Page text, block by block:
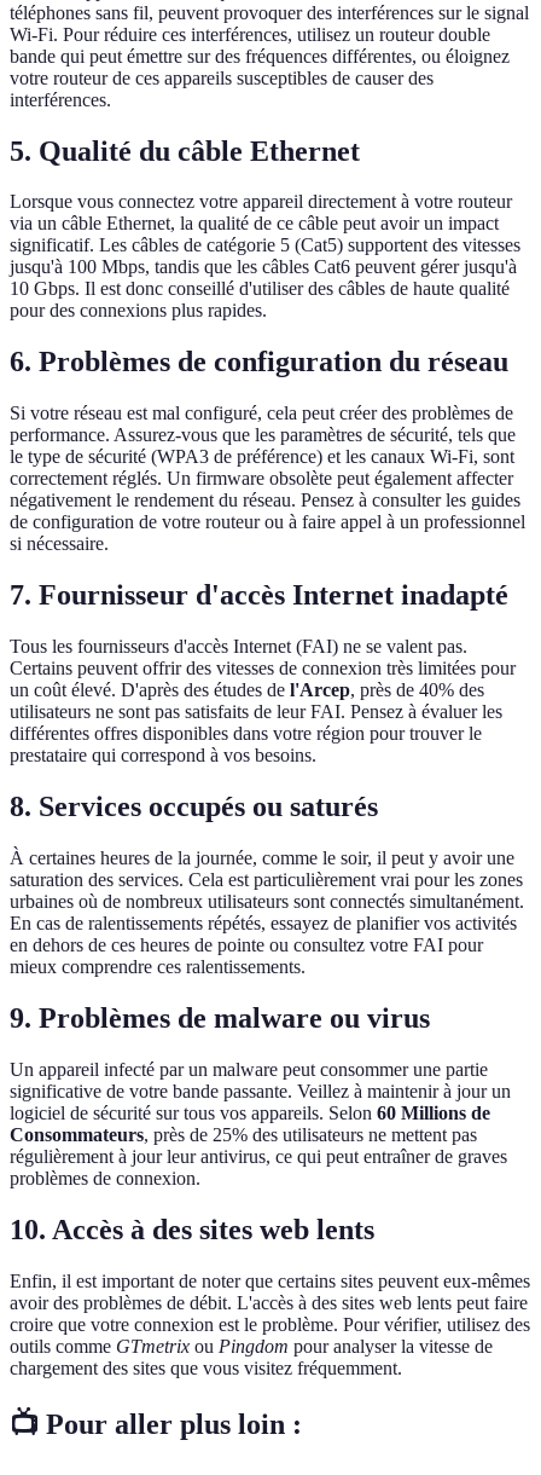
téléphones sans fil, peuvent provoquer des interférences sur le signal
Wi-Fi. Pour réduire ces interférences, utilisez un routeur double
bande qui peut émettre sur des fréquences différentes, ou éloignez
votre routeur de ces appareils susceptibles de causer des
interférences.
5. Qualité du câble Ethernet
Lorsque vous connectez votre appareil directement à votre routeur
via un câble Ethernet, la qualité de ce câble peut avoir un impact
significatif. Les câbles de catégorie 5 (Cat5) supportent des vitesses
jusqu'à 100 Mbps, tandis que les câbles Cat6 peuvent gérer jusqu'à
10 Gbps. Il est donc conseillé d'utiliser des câbles de haute qualité
pour des connexions plus rapides.
6. Problèmes de configuration du réseau
Si votre réseau est mal configuré, cela peut créer des problèmes de
performance. Assurez-vous que les paramètres de sécurité, tels que
le type de sécurité (WPA3 de préférence) et les canaux Wi-Fi, sont
correctement réglés. Un firmware obsolète peut également affecter
négativement le rendement du réseau. Pensez à consulter les guides
de configuration de votre routeur ou à faire appel à un professionnel
si nécessaire.
7. Fournisseur d'accès Internet inadapté
Tous les fournisseurs d'accès Internet (FAI) ne se valent pas.
Certains peuvent offrir des vitesses de connexion très limitées pour
un coût élevé. D'après des études de l'Arcep, près de 40% des
utilisateurs ne sont pas satisfaits de leur FAI. Pensez à évaluer les
différentes offres disponibles dans votre région pour trouver le
prestataire qui correspond à vos besoins.
8. Services occupés ou saturés
À certaines heures de la journée, comme le soir, il peut y avoir une
saturation des services. Cela est particulièrement vrai pour les zones
urbaines où de nombreux utilisateurs sont connectés simultanément.
En cas de ralentissements répétés, essayez de planifier vos activités
en dehors de ces heures de pointe ou consultez votre FAI pour
mieux comprendre ces ralentissements.
9. Problèmes de malware ou virus
Un appareil infecté par un malware peut consommer une partie
significative de votre bande passante. Veillez à maintenir à jour un
logiciel de sécurité sur tous vos appareils. Selon 60 Millions de
Consommateurs, près de 25% des utilisateurs ne mettent pas
régulièrement à jour leur antivirus, ce qui peut entraîner de graves
problèmes de connexion.
10. Accès à des sites web lents
Enfin, il est important de noter que certains sites peuvent eux-mêmes
avoir des problèmes de débit. L'accès à des sites web lents peut faire
croire que votre connexion est le problème. Pour vérifier, utilisez des
outils comme GTmetrix ou Pingdom pour analyser la vitesse de
chargement des sites que vous visitez fréquemment.
📺 Pour aller plus loin :